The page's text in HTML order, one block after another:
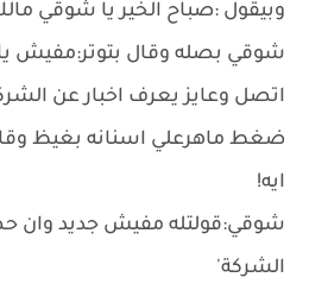
وبيقول :صباح الخير يا شوقي
شوقي بصله وقال بتوتر:مفيش
اتصل وعايز يعرف اخبار عن
ضغط ماهرعلي اسنانه بغيظ
ايه!
شوقي:قولتله مفيش جديد
الشركة'